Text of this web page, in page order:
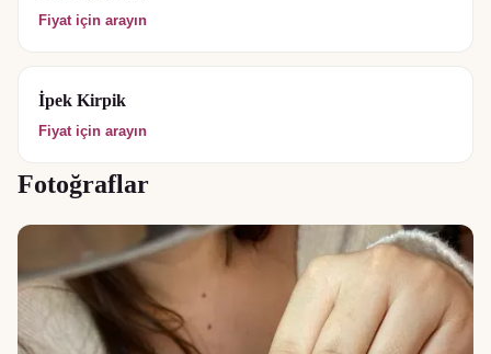
Fiyat için arayın
İpek Kirpik
Fiyat için arayın
Fotoğraflar